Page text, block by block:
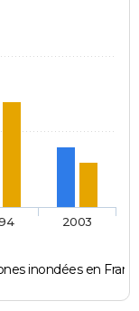
inondées en
2003